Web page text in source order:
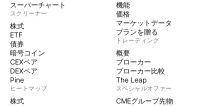
スーパーチャート
スクリーナー
株式
ETF
債券
暗号コイン
CEXペア
DEXペア
Pine
ヒートマップ
株式
機能
価格
マーケットデータ
プランを贈る
トレーディング
概要
ブローカー
ブローカー比較
The Leap
スペシャルオファー
CMEグループ先物